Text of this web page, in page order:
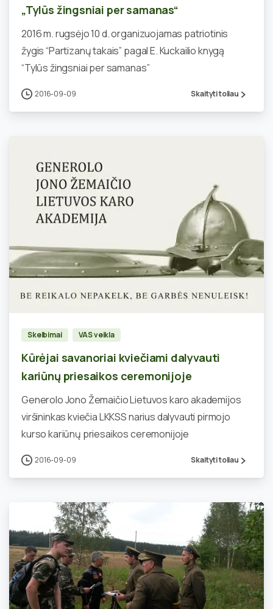
„Tylūs žingsniai per samanas“
2016 m. rugsėjo 10 d. organizuojamas patriotinis
žygis “Partizanų takais” pagal E. Kuckailio knygą
“Tylūs žingsniai per samanas”
2016-09-09 Skaityti toliau
Skelbimai VAS veikla
Kūrėjai savanoriai kviečiami dalyvauti
kariūnų priesaikos ceremonijoje
Generolo Jono Žemaičio Lietuvos karo akademijos
viršininkas kviečia LKKSS narius dalyvauti pirmojo
kurso kariūnų priesaikos ceremonijoje
2016-09-09 Skaityti toliau